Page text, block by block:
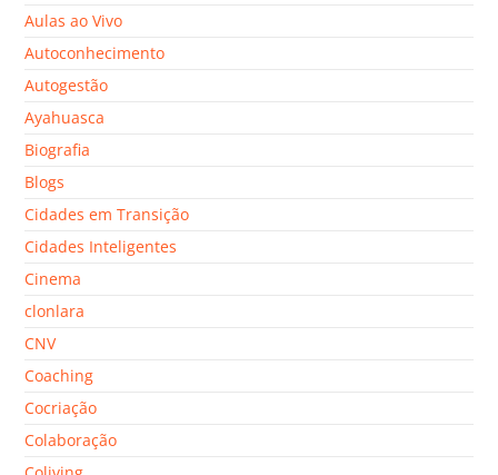
Aulas ao Vivo
Autoconhecimento
Autogestão
Ayahuasca
Biografia
Blogs
Cidades em Transição
Cidades Inteligentes
Cinema
clonlara
CNV
Coaching
Cocriação
Colaboração